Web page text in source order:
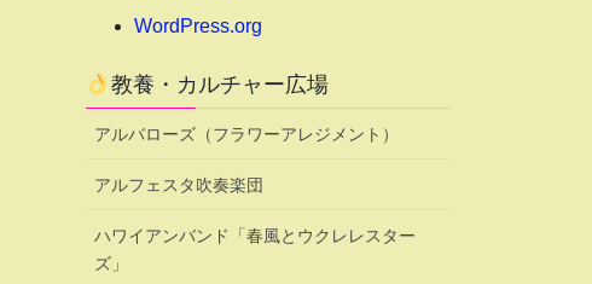
WordPress.org
教養・カルチャー広場
アルバローズ（フラワーアレジメント）
アルフェスタ吹奏楽団
ハワイアンバンド「春風とウクレレスター
ズ」